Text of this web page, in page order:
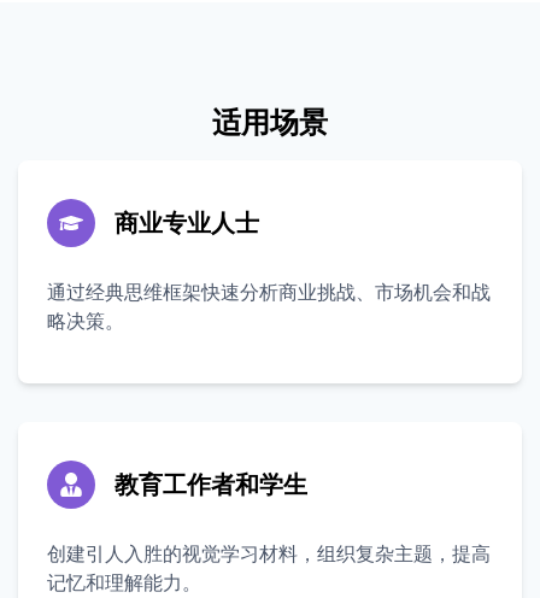
适用场景
商业专业人士
通过经典思维框架快速分析商业挑战、市场机会和战
略决策。
教育工作者和学生
创建引人入胜的视觉学习材料，组织复杂主题，提高
记忆和理解能力。